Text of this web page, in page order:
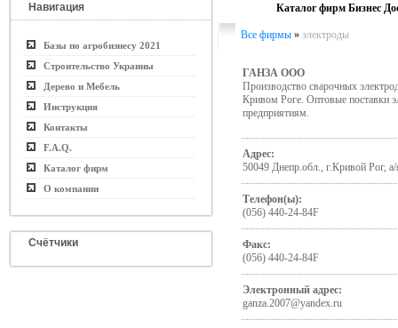
Навигация
Базы по агробизнесу 2021
Строительство Украины
Дерево и Мебель
Инструкция
Контакты
F.A.Q.
Каталог фирм
О компании
Счётчики
Каталог фирм Бизнес
Все фирмы » электроды
ГАНЗА ООО
Производство сварочных
Кривом Роге. Оптовые поставки
предприятиям.
Адрес:
50049 Днепр.обл., г.Кривой Рог,
Телефон(ы):
(056) 440-24-84F
Факс:
(056) 440-24-84F
Электронный адрес:
ganza.2007@yandex.ru